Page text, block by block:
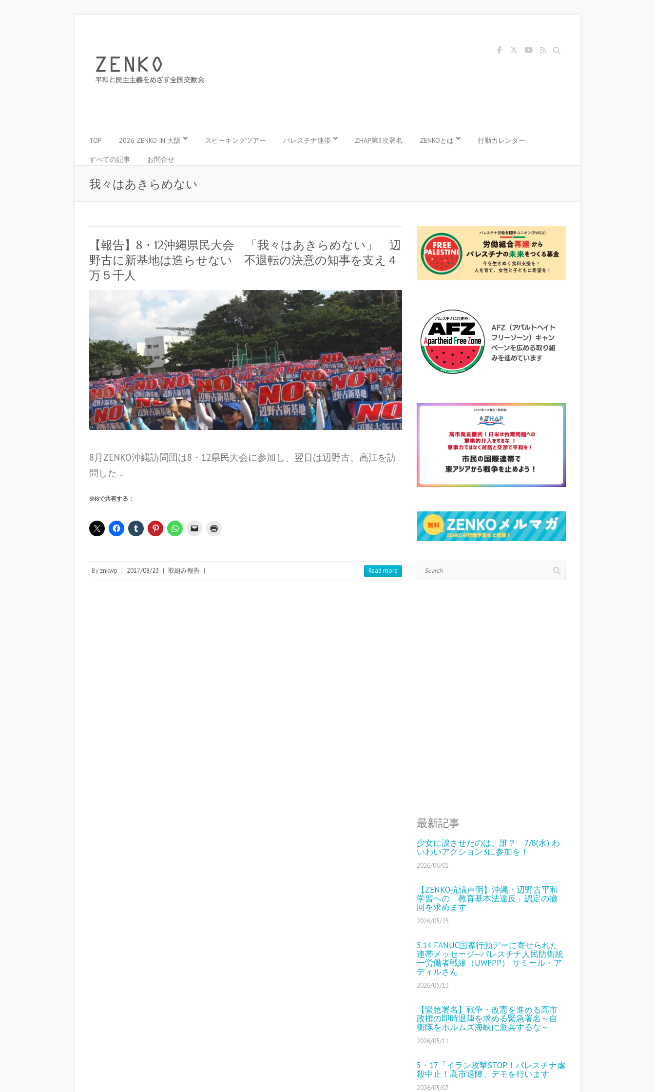
Search
TOP 2026 ZENKO IN 大阪 スピーキングツアー パレスチナ連帯 ZHAP第3次署名 ZENKOとは 行動カレンダー
すべての記事 お問合せ
我々はあきらめない
【報告】8・12沖縄県民大会 「我々はあきらめない」 辺
野古に新基地は造らせない 不退転の決意の知事を支え４
万５千人
8月ZENKO沖縄訪問団は8・12県民大会に参加し、翌日は辺野古、高江を訪
問した…
SNSで共有する：
By znkwp | 2017/08/23 | 取組み報告 | Read more
最新記事
少女に涙させたのは、誰？ 7/8(水) わ
いわいアクション3に参加を！
2026/06/01
【ZENKO抗議声明】沖縄・辺野古平和
学習への「教育基本法違反」認定の撤
回を求めます
2026/05/25
5.14 FANUC国際行動デーに寄せられた
連帯メッセージ─パレスチナ人民防衛統
一労働者戦線（UWFPP） サミール・ア
ディルさん
2026/05/13
【緊急署名】戦争・改憲を進める高市
政権の即時退陣を求める緊急署名～自
衛隊をホルムズ海峡に派兵するな～
2026/05/11
5・17「イラン攻撃STOP！パレスチナ虐
殺中止！高市退陣」デモを行います
2026/05/07